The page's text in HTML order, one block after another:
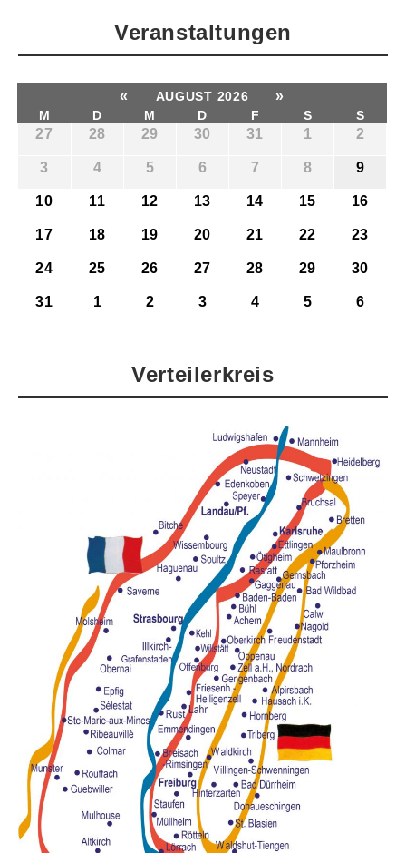
Veranstaltungen
« AUGUST 2026 »
M D M D F S S
27 28 29 30 31 1 2
3 4 5 6 7 8 9
10 11 12 13 14 15 16
17 18 19 20 21 22 23
24 25 26 27 28 29 30
31 1 2 3 4 5 6
Verteilerkreis